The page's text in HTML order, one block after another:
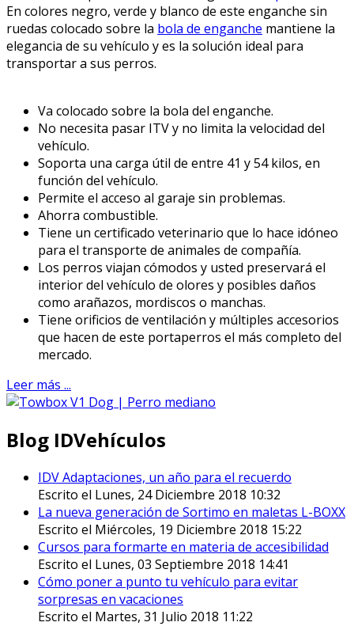
En colores negro, verde y blanco de este enganche sin
ruedas colocado sobre la bola de enganche mantiene la
elegancia de su vehículo y es la solución ideal para
transportar a sus perros.
Va colocado sobre la bola del enganche.
No necesita pasar ITV y no limita la velocidad del
vehículo.
Soporta una carga útil de entre 41 y 54 kilos, en
función del vehículo.
Permite el acceso al garaje sin problemas.
Ahorra combustible.
Tiene un certificado veterinario que lo hace idóneo
para el transporte de animales de compañía.
Los perros viajan cómodos y usted preservará el
interior del vehículo de olores y posibles daños
como arañazos, mordiscos o manchas.
Tiene orificios de ventilación y múltiples accesorios
que hacen de este portaperros el más completo del
mercado.
Leer más ...
Blog IDVehículos
IDV Adaptaciones, un año para el recuerdo
Escrito el Lunes, 24 Diciembre 2018 10:32
La nueva generación de Sortimo en maletas L-BOXX
Escrito el Miércoles, 19 Diciembre 2018 15:22
Cursos para formarte en materia de accesibilidad
Escrito el Lunes, 03 Septiembre 2018 14:41
Cómo poner a punto tu vehículo para evitar
sorpresas en vacaciones
Escrito el Martes, 31 Julio 2018 11:22